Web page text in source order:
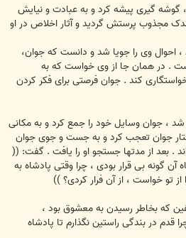
گیری پیشه کرد و به عبادت و نیایش
مجذوب پرستش گردید و آثار اخلاص در او
، احوال وی را جویا شد و دانست که جوان،
. در همان جا از وی خواست که به
کند . جوان فرصتی برای فکر کردن
، جوان وسایل خود را جمع کرد و به مکانی
جوان تعجب کرد و به جست و جوی جوان
. بعد از مدتها جستجو او را یافت . گفت: ((
گونه بی قرار بودی ، چرا وقتی پادشاه به
تو خواست ، از آن فرار کردی؟ ))
که بخاطر رسیدن به معشوق بود ،
قدم در بندگی راستین نگذارم تا پادشاه